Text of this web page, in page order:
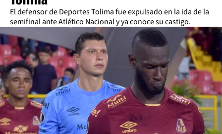
El defensor de Deportes Tolima fue expulsado en la ida de la
semifinal ante Atlético Nacional y ya conoce su castigo.